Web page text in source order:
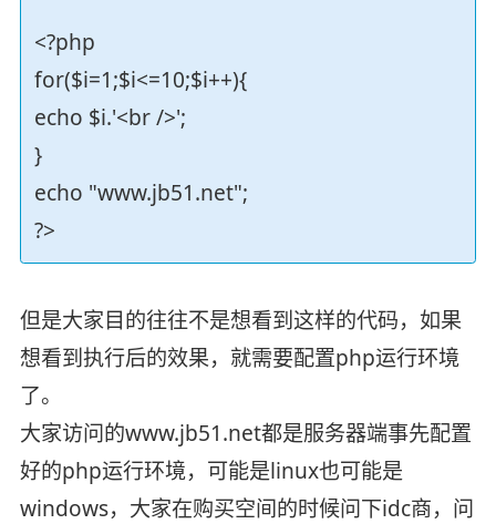
<?php
for($i=1;$i<=10;$i++){
echo $i.'<br />';
}
echo "www.jb51.net";
?>
但是大家目的往往不是想看到这样的代码，如果
想看到执行后的效果，就需要配置php运行环境
了。
大家访问的www.jb51.net都是服务器端事先配置
好的php运行环境，可能是linux也可能是
windows，大家在购买空间的时候问下idc商，问